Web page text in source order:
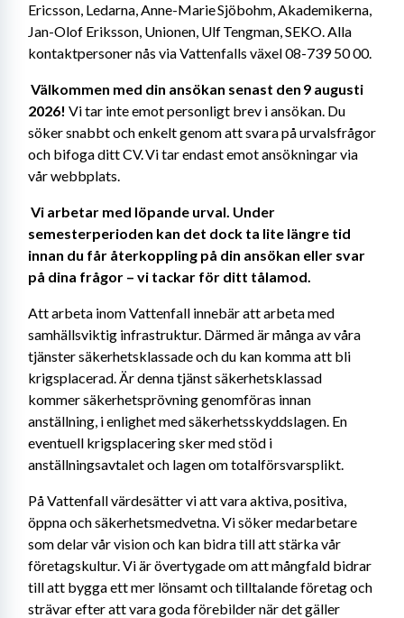
Ericsson, Ledarna, Anne-Marie Sjöbohm, Akademikerna,
Jan-Olof Eriksson, Unionen, Ulf Tengman, SEKO. Alla
kontaktpersoner nås via Vattenfalls växel 08-739 50 00.
Välkommen med din ansökan senast den 9 augusti
2026! Vi tar inte emot personligt brev i ansökan. Du
söker snabbt och enkelt genom att svara på urvalsfrågor
och bifoga ditt CV. Vi tar endast emot ansökningar via
vår webbplats.
Vi arbetar med löpande urval. Under
semesterperioden kan det dock ta lite längre tid
innan du får återkoppling på din ansökan eller svar
på dina frågor – vi tackar för ditt tålamod.
Att arbeta inom Vattenfall innebär att arbeta med
samhällsviktig infrastruktur. Därmed är många av våra
tjänster säkerhetsklassade och du kan komma att bli
krigsplacerad. Är denna tjänst säkerhetsklassad
kommer säkerhetsprövning genomföras innan
anställning, i enlighet med säkerhetsskyddslagen. En
eventuell krigsplacering sker med stöd i
anställningsavtalet och lagen om totalförsvarsplikt.
På Vattenfall värdesätter vi att vara aktiva, positiva,
öppna och säkerhetsmedvetna. Vi söker medarbetare
som delar vår vision och kan bidra till att stärka vår
företagskultur. Vi är övertygade om att mångfald bidrar
till att bygga ett mer lönsamt och tilltalande företag och
strävar efter att vara goda förebilder när det gäller